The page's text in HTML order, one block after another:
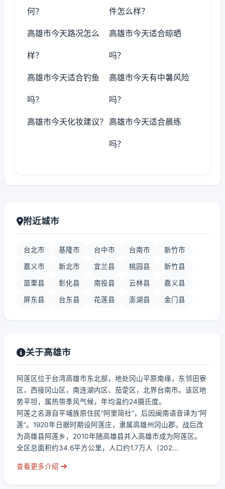
何？ 件怎么样？
高雄市今天路况怎么
样？
高雄市今天适合晾晒
吗？
高雄市今天适合钓鱼
吗？
高雄市今天有中暑风险
吗？
高雄市今天化妆建议？ 高雄市今天适合晨练
吗？
附近城市
台北市 基隆市 台中市 台南市 新竹市
嘉义市 新北市 宜兰县 桃园县 新竹县
苗栗县 彰化县 南投县 云林县 嘉义县
屏东县 台东县 花莲县 澎湖县 金门县
关于高雄市
阿莲区位于台湾高雄市东北部，地处冈山平原南缘，东邻田寮
区，西接冈山区，南连湖内区、茄萣区，北界台南市。该区地
势平坦，属热带季风气候，年均温约24摄氏度。
阿莲之名源自平埔族原住民“阿里简社”，后因闽南语音译为“阿
莲”。1920年日据时期设阿莲庄，隶属高雄州冈山郡，战后改
为高雄县阿莲乡，2010年随高雄县并入高雄市成为阿莲区。
全区总面积约34.6平方公里，人口约1.7万人（202...
查看更多介绍